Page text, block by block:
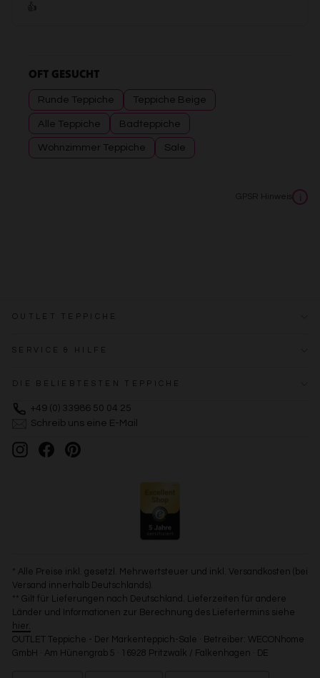
OFT GESUCHT
Runde Teppiche Teppiche Beige
Alle Teppiche Badteppiche
Wohnzimmer Teppiche Sale
GPSR Hinweis i
OUTLET TEPPICHE
SERVICE & HILFE
DIE BELIEBTESTEN TEPPICHE
+49 (0) 33986 50 04 25
Schreib uns eine E-Mail
InstagramFacebookPinterest
* Alle Preise inkl. gesetzl. Mehrwertsteuer und inkl. Versandkosten (bei
Versand innerhalb Deutschlands).
** Gilt für Lieferungen nach Deutschland. Lieferzeiten für andere
Länder und Informationen zur Berechnung des Liefertermins siehe
hier.
OUTLET Teppiche - Der Markenteppich-Sale · Betreiber: WECONhome
GmbH · Am Hünengrab 5 · 16928 Pritzwalk / Falkenhagen · DE